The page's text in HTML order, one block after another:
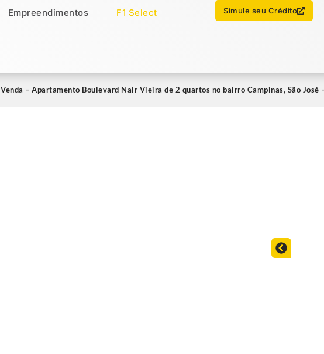
Empreendimentos F1 Select Simule seu Crédito
Empreendimentos Imóveis Select
Chamar no WhatsApp
Venda – Apartamento Boulevard Nair Vieira de 2 quartos no bairro Campinas, São José